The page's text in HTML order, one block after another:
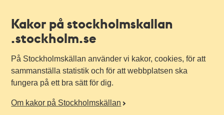
Kakor på stockholmskallan
.stockholm.se
På Stockholmskällan använder vi kakor, cookies, för att
sammanställa statistik och för att webbplatsen ska
fungera på ett bra sätt för dig.
Om kakor på Stockholmskällan